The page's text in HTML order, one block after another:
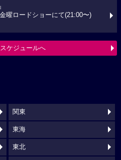
曜ロードショーにて(21:00〜)
ケジュールへ
関東
東海
東北